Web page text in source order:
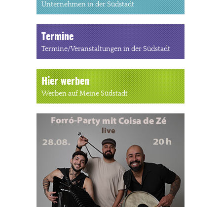
Unternehmen in der Südstadt
Termine
Termine/Veranstaltungen in der Südstadt
Hier werben
Werben auf Meine Südstadt